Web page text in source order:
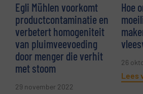
Egli Mühlen voorkomt
productcontaminatie en
verbetert homogeniteit
van pluimveevoeding
door menger die verhit
met stoom
29 november 2022
Hoe
26
Lees